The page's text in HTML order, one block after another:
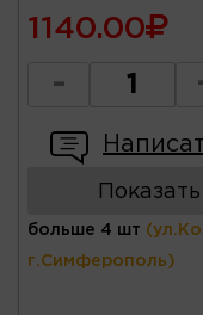
1140.00
-
больше 4 шт
г.Симферополь)